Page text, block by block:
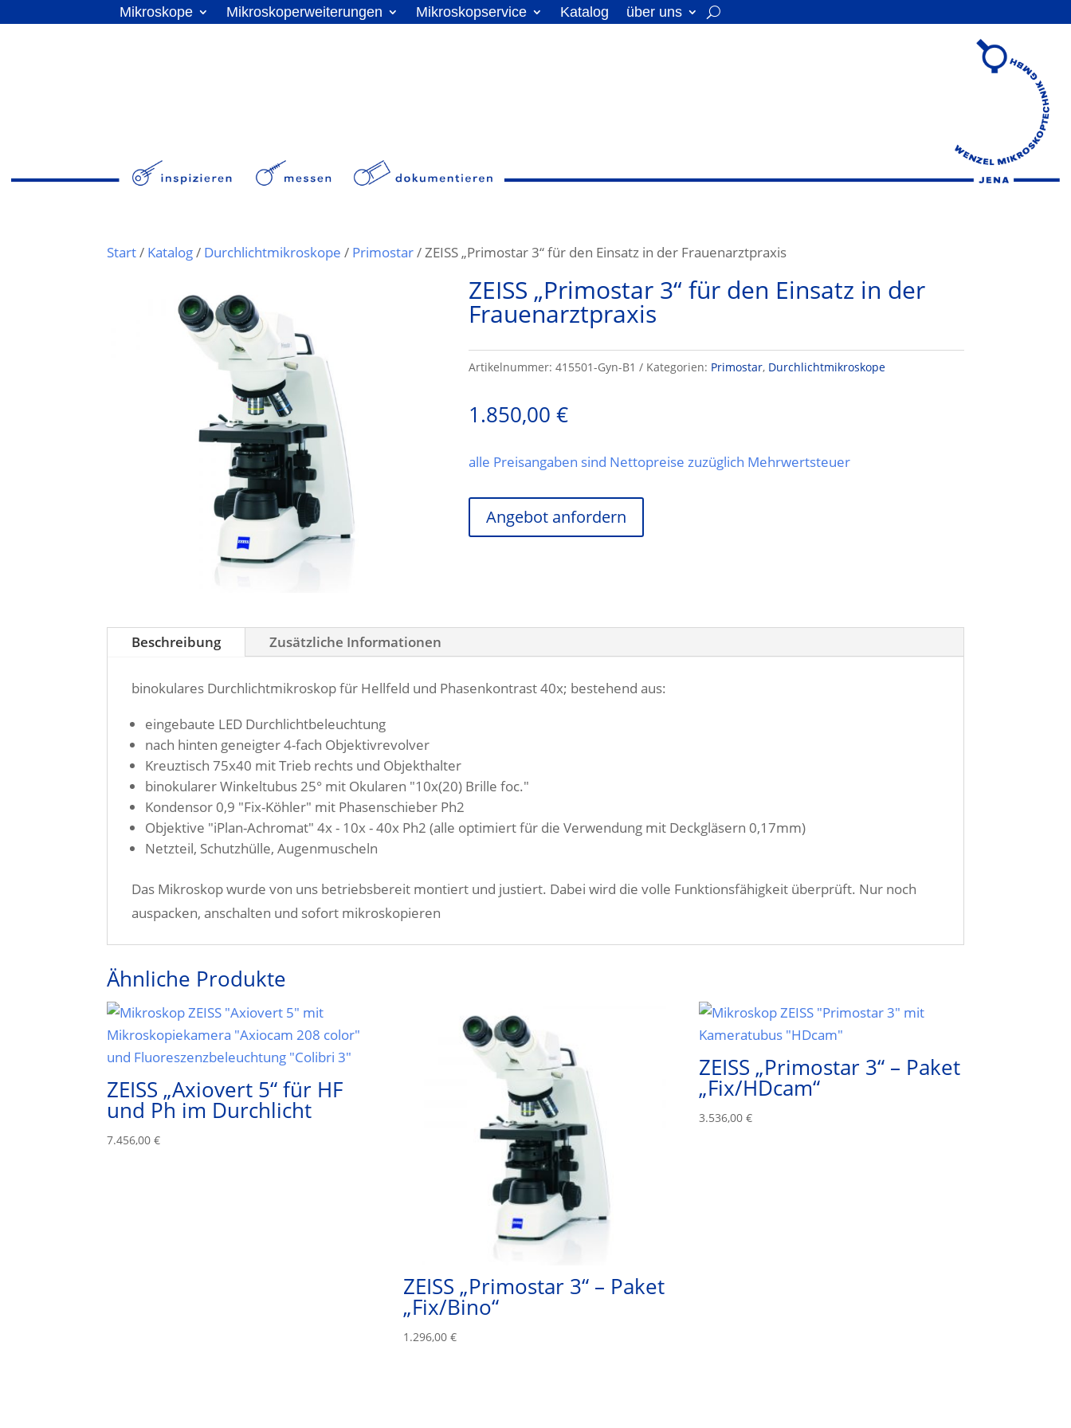
Mikroskope Mikroskoperweiterungen Mikroskopservice Katalog über uns
Start/ Katalog/ Durchlichtmikroskope / Primostar/ ZEISS „Primostar 3“ für den Einsatz in der Frauenarztpraxis
ZEISS „Primostar 3“ für den Einsatz in der
Frauenarztpraxis
Artikelnummer:415501-Gyn-B1 Kategorien: Primostar, Durchlichtmikroskope
1.850,00€
alle Preisangaben sind Nettopreise zuzüglich Mehrwertsteuer
Angebot anfordern
Beschreibung Zusätzliche Informationen
binokulares Durchlichtmikroskop für Hellfeld und Phasenkontrast 40x; bestehend aus:
eingebaute LED Durchlichtbeleuchtung
nach hinten geneigter 4-fach Objektivrevolver
Kreuztisch 75x40 mit Trieb rechts und Objekthalter
binokularer Winkeltubus 25° mit Okularen "10x(20) Brille foc."
Kondensor 0,9 "Fix-Köhler" mit Phasenschieber Ph2
Objektive "iPlan-Achromat" 4x - 10x - 40x Ph2 (alle optimiert für die Verwendung mit Deckgläsern 0,17mm)
Netzteil, Schutzhülle, Augenmuscheln
Das Mikroskop wurde von uns betriebsbereit montiert und justiert. Dabei wird die volle Funktionsfähigkeit überprüft. Nur noch
auspacken, anschalten und sofort mikroskopieren
Ähnliche Produkte
ZEISS „Axiovert 5“ für HF
und Ph im Durchlicht
7.456,00€
ZEISS „Primostar 3“ – Paket
„Fix/Bino“
1.296,00 €
ZEISS „Primostar 3“ – Paket
„Fix/HDcam“
3.536,00€